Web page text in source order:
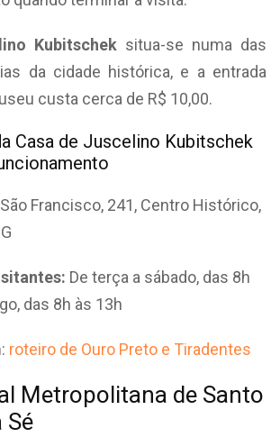
Kubitschek situa-se numa das
da cidade histórica, e a entrada
custa cerca de R$ 10,00.
Casa de Juscelino Kubitschek
Francisco, 241, Centro Histórico,
De terça a sábado, das 8h
das 8h às 13h
: roteiro de Ouro Preto e Tiradentes
Metropolitana de Santo
Sé